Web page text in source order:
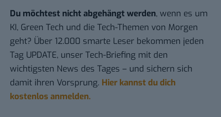
Du möchtest nicht abgehängt werden, wenn es um
KI, Green Tech und die Tech-Themen von Morgen
geht? Über 12.000 smarte Leser bekommen jeden
Tag UPDATE, unser Tech-Briefing mit den
wichtigsten News des Tages – und sichern sich
damit ihren Vorsprung. Hier kannst du dich
kostenlos anmelden.